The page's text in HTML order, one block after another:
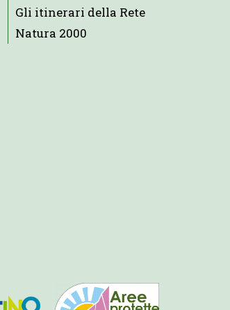
Gli itinerari della Rete
Natura 2000